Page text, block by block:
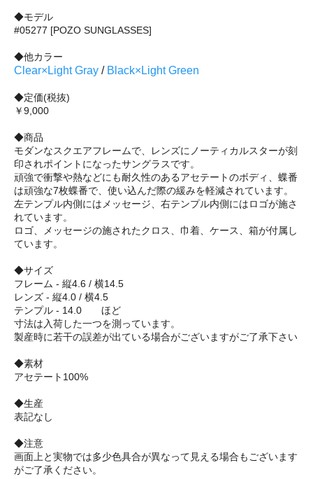
◆モデル
#05277 [POZO SUNGLASSES]
◆他カラー
Clear×Light Gray / Black×Light Green
◆定価(税抜)
￥9,000
◆商品
モダンなスクエアフレームで、レンズにノーティカルスターが刻
印されポイントになったサングラスです。
頑強で衝撃や熱などにも耐久性のあるアセテートのボディ、蝶番
は頑強な7枚蝶番で、使い込んだ際の緩みを軽減されています。
左テンプル内側にはメッセージ、右テンプル内側にはロゴが施さ
れています。
ロゴ、メッセージの施されたクロス、巾着、ケース、箱が付属し
ています。
◆サイズ
フレーム - 縦4.6 / 横14.5
レンズ - 縦4.0 / 横4.5
テンプル - 14.0 ほど
寸法は入荷した一つを測っています。
製産時に若干の誤差が出ている場合がございますがご了承下さい
◆素材
アセテート100%
◆生産
表記なし
◆注意
画面上と実物では多少色具合が異なって見える場合もございます
がご了承ください。